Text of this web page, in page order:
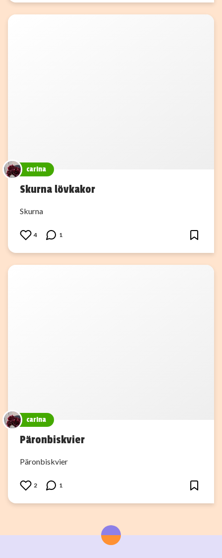
carina
Skurna lövkakor
Skurna
4 1
carina
Päronbiskvier
Päronbiskvier
2 1